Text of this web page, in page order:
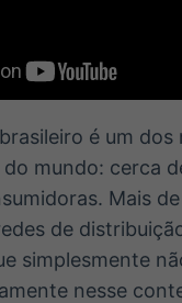
é um dos
mundo: cerca
Mais
de
simplesmente
nesse